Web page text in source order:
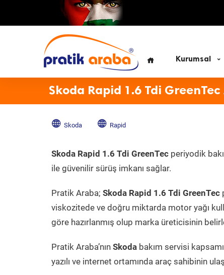
Kurumsal
Skoda Rapid 1.6 Tdi GreenTec
Skoda Rapid
Skoda Rapid 1.6 Tdi GreenTec periyodik
ile güvenilir sürüş imkanı sağlar.
Pratik Araba; Skoda Rapid 1.6 Tdi GreenTec
viskozitede ve doğru miktarda motor yağı
göre hazırlanmış olup marka üreticisinin
Pratik Araba’nın Skoda bakım servisi
yazılı ve internet ortamında araç sahibinin